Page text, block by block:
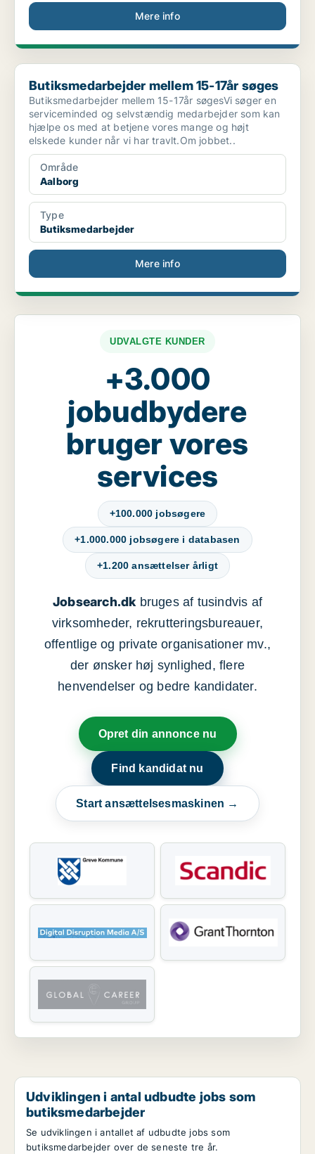
Mere info
Butiksmedarbejder mellem 15-17år søges
Butiksmedarbejder mellem 15-17år søges
Butiksmedarbejder mellem 15-17år søgesVi søger en
serviceminded og selvstændig medarbejder som kan
hjælpe os med at betjene vores mange og højt
elskede kunder når vi har travlt.Om jobbet..
Område
Aalborg
Type
Butiksmedarbejder
Mere info
UDVALGTE KUNDER
+3.000
jobudbydere
bruger vores
services
+100.000 jobsøgere
+1.000.000 jobsøgere i databasen
+1.200 ansættelser årligt
Jobsearch.dkbruges af tusindvis af
virksomheder, rekrutteringsbureauer,
offentlige og private organisationer mv.,
der ønsker høj synlighed, flere
henvendelser og bedre kandidater.
Opret din annonce nu
Find kandidat nu
Start ansættelsesmaskinen →
Udviklingen i antal udbudte jobs som
butiksmedarbejder
Se udviklingen i antallet af udbudte jobs som
butiksmedarbejder over de seneste tre år.